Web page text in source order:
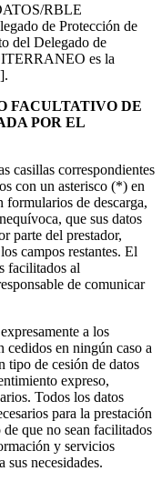
RBLE
de Protección de
del Delegado de
es la
FACULTATIVO DE
POR EL
casillas correspondientes
con un asterisco (*) en
formularios de descarga,
que sus datos
parte del prestador,
campos restantes. El
facilitados al
de comunicar
a los
cedidos en ningún caso a
tipo de cesión de datos
expreso,
Todos los datos
para la prestación
que no sean facilitados
y servicios
sus necesidades.